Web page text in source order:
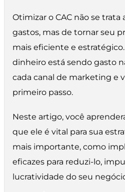
Otimizar o CAC não se trata
gastos, mas de tornar seu
mais eficiente e
dinheiro está sendo gasto
cada canal de marketing e
primeiro passo.
Neste artigo, você
que ele é vital para sua
mais importante, como
eficazes para reduzi-lo,
lucratividade do seu